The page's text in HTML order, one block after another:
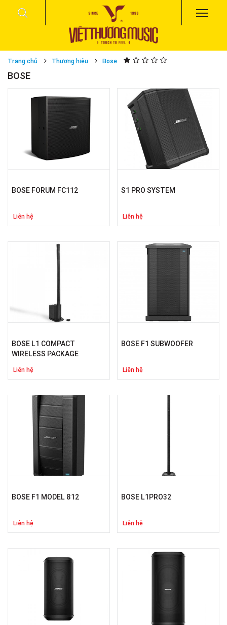
Trang chủ Thương hiệu Bose
BOSE
BOSE FORUM FC112
Liên hệ
S1 PRO SYSTEM
Liên hệ
BOSE L1 COMPACT
WIRELESS PACKAGE
Liên hệ
BOSE F1 SUBWOOFER
Liên hệ
BOSE F1 MODEL 812
Liên hệ
BOSE L1PRO32
Liên hệ